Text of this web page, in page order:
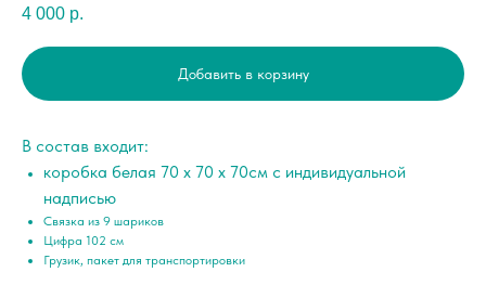
4 000 р.
Добавить в корзину
В состав входит:
коробка белая 70 х 70 х 70см с индивидуальной
надписью
Связка из 9 шариков
Цифра 102 см
Грузик, пакет для транспортировки